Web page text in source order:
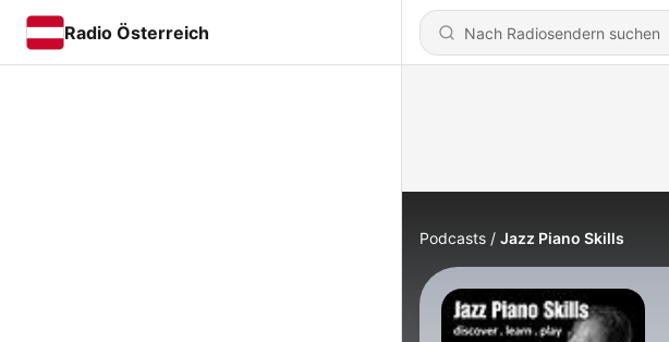
Radio Österreich
Podcasts Jazz Piano Skills